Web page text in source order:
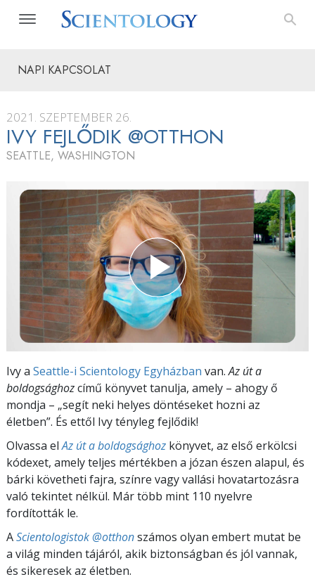
NAPI KAPCSOLAT
2021. SZEPTEMBER 26.
IVY FEJLŐDIK @OTTHON
SEATTLE, WASHINGTON
Ivy a Seattle-i Scientology Egyházban van.Az út a
boldogsághozcímű könyvet tanulja, amely – ahogy ő
mondja – „segít neki helyes döntéseket hozni az
életben”. És ettől Ivy tényleg fejlődik!
Olvassa elAz út a boldogsághoz könyvet, az első erkölcsi
kódexet, amely teljes mértékben a józan észen alapul, és
bárki követheti fajra, színre vagy vallási hovatartozásra
való tekintet nélkül. Már több mint 110 nyelvre
fordították le.
AScientologistok @otthonszámos olyan embert mutat be
a világ minden tájáról, akik biztonságban és jól vannak,
és sikeresek az életben.